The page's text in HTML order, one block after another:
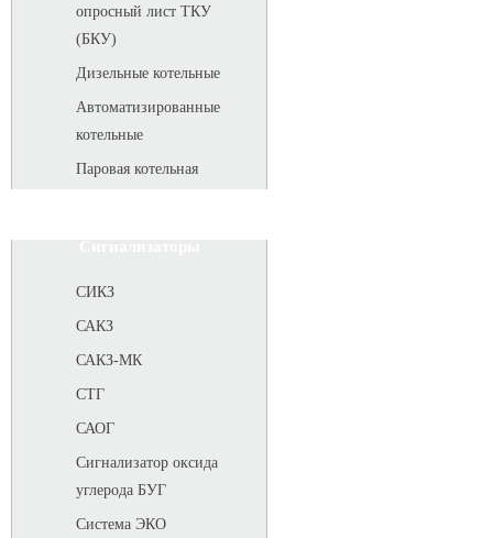
опросный лист ТКУ
(БКУ)
Дизельные котельные
Автоматизированные
котельные
Паровая котельная
СИКЗ
САКЗ
САКЗ-МК
СТГ
САОГ
Сигнализатор оксида
углерода БУГ
Система ЭКО